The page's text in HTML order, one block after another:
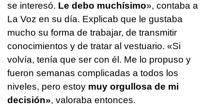
se interesó. Le debo muchísimo», contaba a
La Voz en su día. Explicab que le gustaba
mucho su forma de trabajar, de transmitir
conocimientos y de tratar al vestuario. «Si
volvía, tenía que ser con él. Me lo propuso y
fueron semanas complicadas a todos los
niveles, pero estoy muy orgullosa de mi
decisión», valoraba entonces.